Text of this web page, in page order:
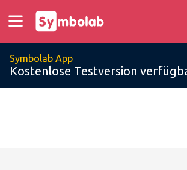
Symbolab App
Kostenlose Testversion